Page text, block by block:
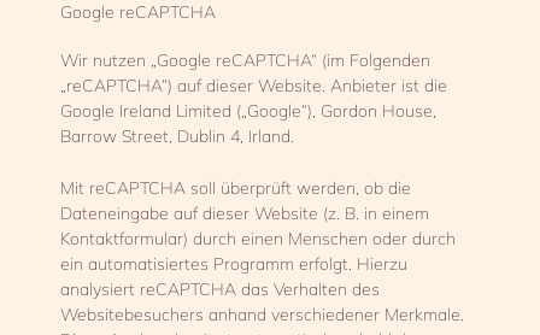
Google reCAPTCHA
Wir nutzen „Google reCAPTCHA“ (im Folgenden
„reCAPTCHA“) auf dieser Website. Anbieter ist die
Google Ireland Limited („Google“), Gordon House,
Barrow Street, Dublin 4, Irland.
Mit reCAPTCHA soll überprüft werden, ob die
Dateneingabe auf dieser Website (z. B. in einem
Kontaktformular) durch einen Menschen oder durch
ein automatisiertes Programm erfolgt. Hierzu
analysiert reCAPTCHA das Verhalten des
Websitebesuchers anhand verschiedener Merkmale.